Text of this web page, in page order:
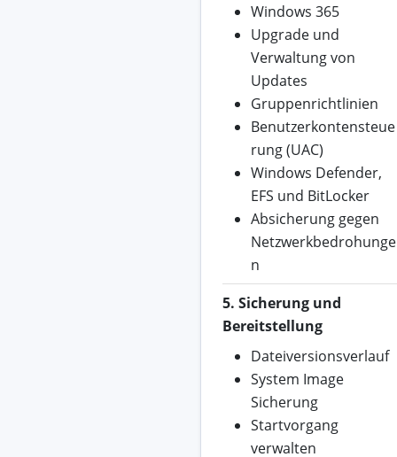
Windows 365
Upgrade und
Verwaltung von
Updates
Gruppenrichtlinien
Benutzerkontensteue
rung (UAC)
Windows Defender,
EFS und BitLocker
Absicherung gegen
Netzwerkbedrohunge
n
5. Sicherung und
Bereitstellung
Dateiversionsverlauf
System Image
Sicherung
Startvorgang
verwalten